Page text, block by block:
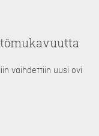
vaihdettiin uusi ovi